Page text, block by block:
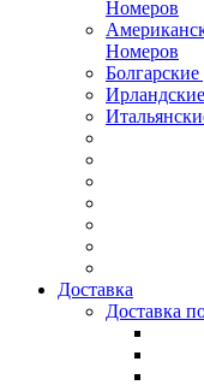
Номеров
Номеров
Доставка
Доставка